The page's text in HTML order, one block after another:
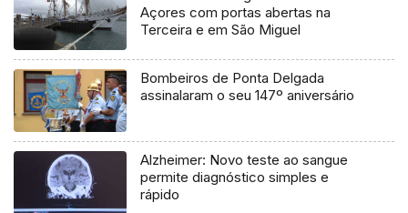
Açores com portas abertas na
Terceira e em São Miguel
Bombeiros de Ponta Delgada
assinalaram o seu 147º aniversário
Alzheimer: Novo teste ao sangue
permite diagnóstico simples e
rápido